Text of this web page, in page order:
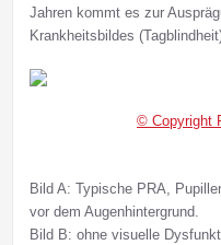
Jahren kommt es zur
Krankheitsbildes
© Copyright
Bild A: Typische PRA,
vor dem Augenhintergrund.
Bild B: ohne visuelle